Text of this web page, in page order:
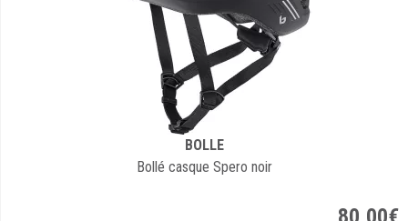
BOLLE
Bollé casque Spero noir